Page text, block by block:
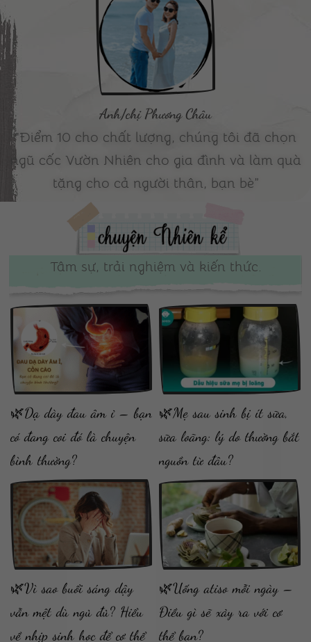
Anh/chị Phương Châu
"Điểm 10 cho chất lượng, chúng tôi đã chọn
ngũ cốc Vườn Nhiên cho gia đình và làm quà
tặng cho cả người thân, bạn bè”
Tâm sự, trải nghiệm và kiến thức.
🌿Dạ dày đau âm ỉ – bạn
có đang coi đó là chuyện
bình thường?
🌿Mẹ sau sinh bị ít sữa,
sữa loãng: lý do thường bắt
nguồn từ đâu?
🌿Vì sao buổi sáng dậy
vẫn mệt dù ngủ đủ? Hiểu
về nhịp sinh học để cơ thể
🌿Uống atiso mỗi ngày –
Điều gì sẽ xảy ra với cơ
thể bạn?